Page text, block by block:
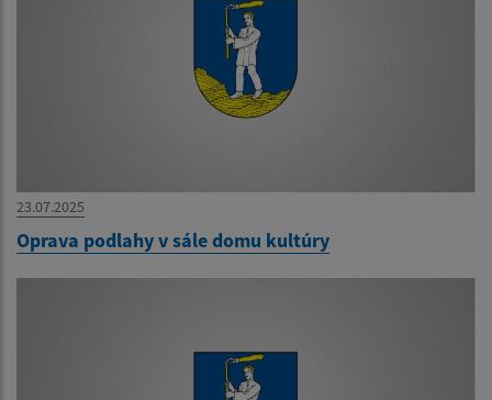
23.07.2025
Oprava podlahy v sále domu kultúry